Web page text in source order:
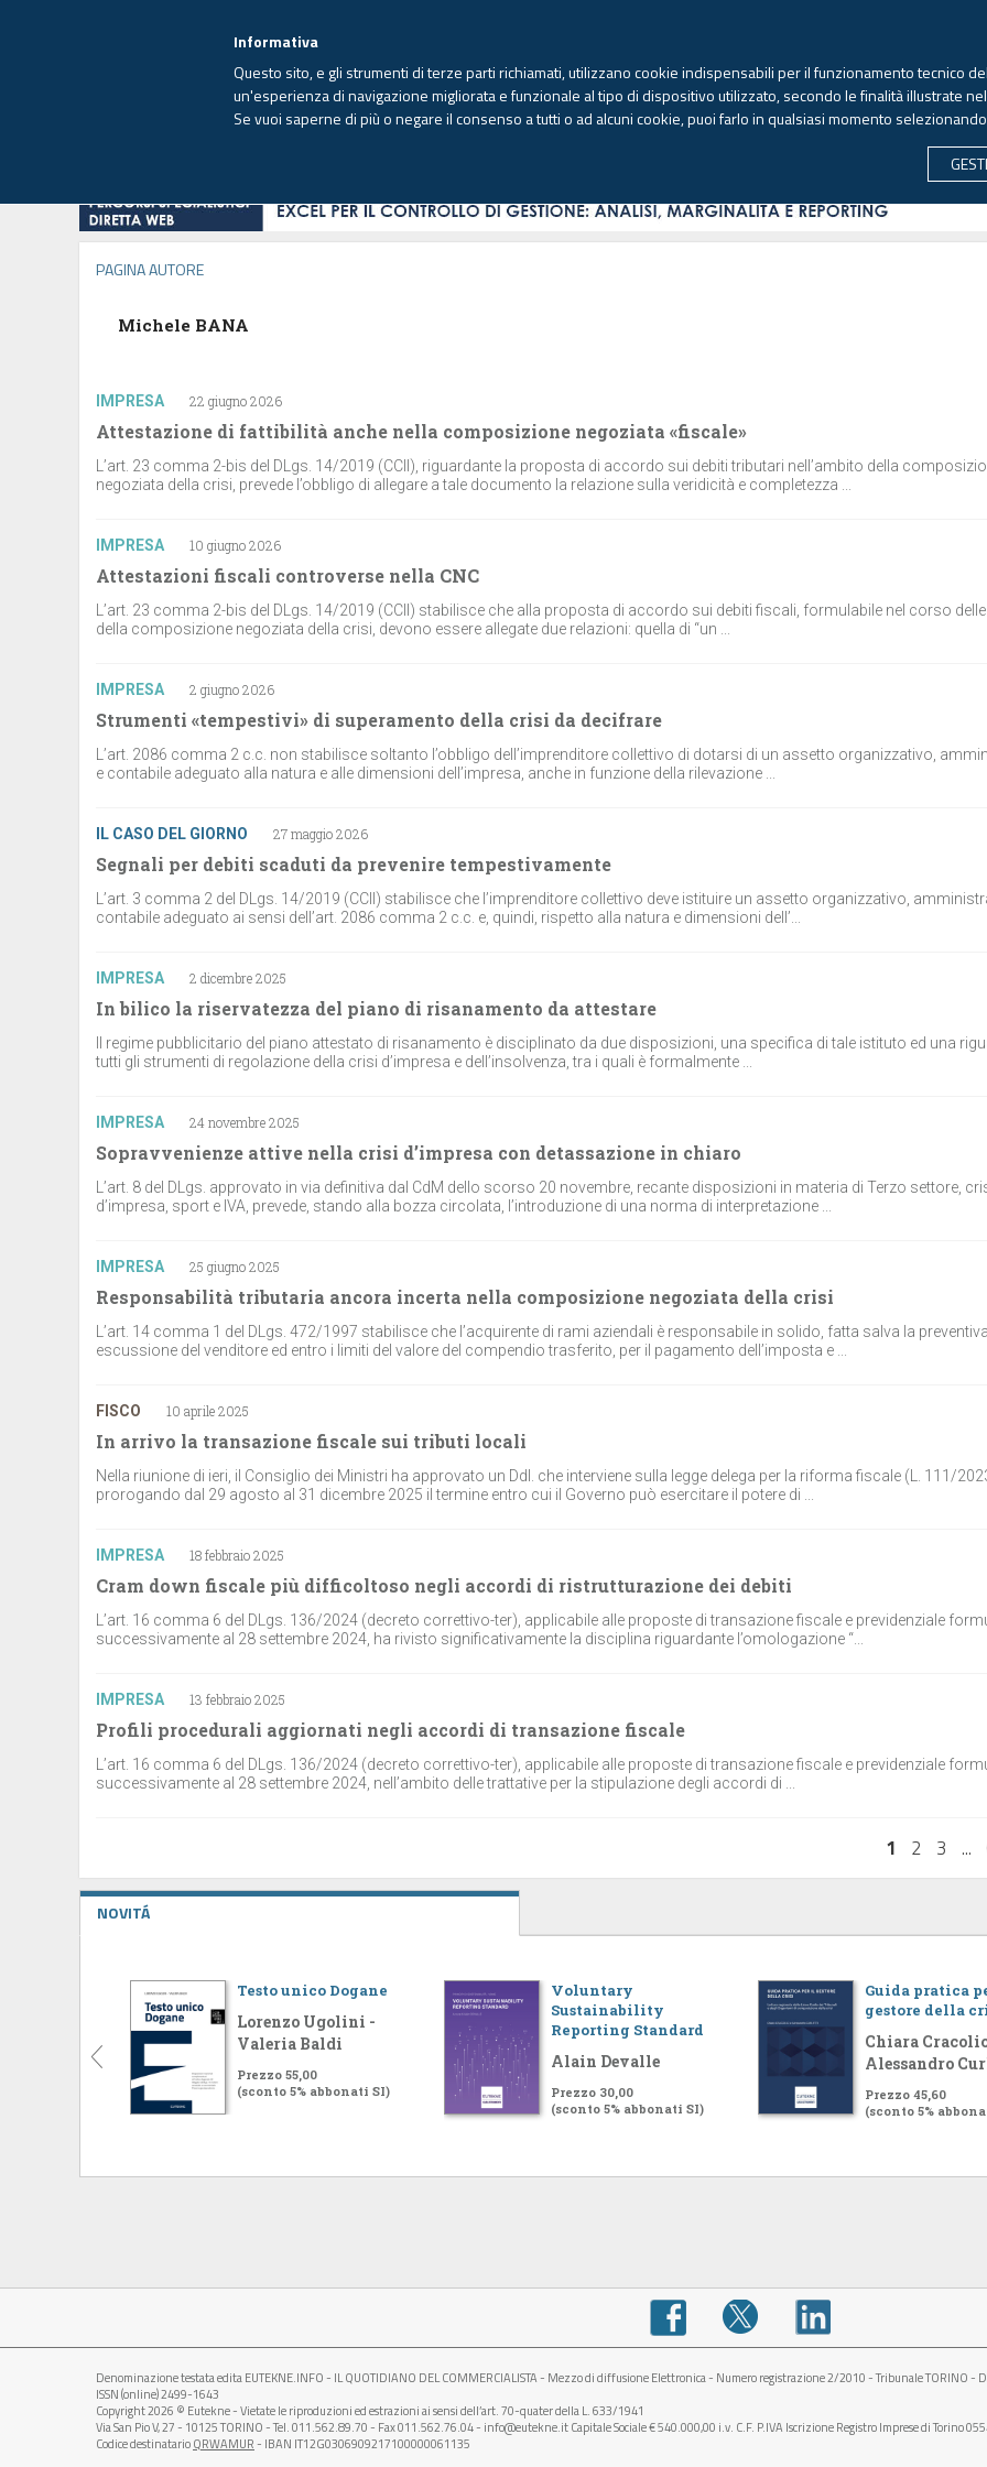
Giovedì, 6 agosto 2026 -Aggiornato alle 6.00
PAGINA AUTORE
Michele BANA
IMPRESA 22 giugno 2026
Attestazione di fattibilità anche nella composizione negoziata «fiscale»
L’art. 23 comma 2-bis del DLgs. 14/2019 (CCII), riguardante la proposta di accordo sui debiti tributari nell’ambito della
negoziata della crisi, prevede l’obbligo di allegare a tale documento la relazione sulla veridicità e completezza ...
IMPRESA 10 giugno 2026
Attestazioni fiscali controverse nella CNC
L’art. 23 comma 2-bis del DLgs. 14/2019 (CCII) stabilisce che alla proposta di accordo sui debiti fiscali, formulabile nel corso
della composizione negoziata della crisi, devono essere allegate due relazioni: quella di “un ...
IMPRESA 2 giugno 2026
Strumenti «tempestivi» di superamento della crisi da decifrare
L’art. 2086 comma 2 c.c. non stabilisce soltanto l’obbligo dell’imprenditore collettivo di dotarsi di un assetto organizzativo,
e contabile adeguato alla natura e alle dimensioni dell’impresa, anche in funzione della rilevazione ...
IL CASO DEL GIORNO 27 maggio 2026
Segnali per debiti scaduti da prevenire tempestivamente
L’art. 3 comma 2 del DLgs. 14/2019 (CCII) stabilisce che l’imprenditore collettivo deve istituire un assetto organizzativo,
contabile adeguato ai sensi dell’art. 2086 comma 2 c.c. e, quindi, rispetto alla natura e dimensioni dell’...
IMPRESA 2 dicembre 2025
In bilico la riservatezza del piano di risanamento da attestare
Il regime pubblicitario del piano attestato di risanamento è disciplinato da due disposizioni, una specifica di tale istituto ed una
tutti gli strumenti di regolazione della crisi d’impresa e dell’insolvenza, tra i quali è formalmente ...
IMPRESA 24 novembre 2025
Sopravvenienze attive nella crisi d’impresa con detassazione in chiaro
L’art. 8 del DLgs. approvato in via definitiva dal CdM dello scorso 20 novembre, recante disposizioni in materia di Terzo settore,
d’impresa, sport e IVA, prevede, stando alla bozza circolata, l’introduzione di una norma di interpretazione ...
IMPRESA 25 giugno 2025
Responsabilità tributaria ancora incerta nella composizione negoziata della crisi
L’art. 14 comma 1 del DLgs. 472/1997 stabilisce che l’acquirente di rami aziendali è responsabile in solido, fatta salva la preventiva
escussione del venditore ed entro i limiti del valore del compendio trasferito, per il pagamento dell’imposta e ...
FISCO 10 aprile 2025
In arrivo la transazione fiscale sui tributi locali
Nella riunione di ieri, il Consiglio dei Ministri ha approvato un Ddl. che interviene sulla legge delega per la riforma fiscale (L. 111/
prorogando dal 29 agosto al 31 dicembre 2025 il termine entro cui il Governo può esercitare il potere di ...
IMPRESA 18 febbraio 2025
Cram down fiscale più difficoltoso negli accordi di ristrutturazione dei debiti
L’art. 16 comma 6 del DLgs. 136/2024 (decreto correttivo-ter), applicabile alle proposte di transazione fiscale e previdenziale
successivamente al 28 settembre 2024, ha rivisto significativamente la disciplina riguardante l’omologazione “...
IMPRESA 13 febbraio 2025
Profili procedurali aggiornati negli accordi di transazione fiscale
L’art. 16 comma 6 del DLgs. 136/2024 (decreto correttivo-ter), applicabile alle proposte di transazione fiscale e previdenziale
successivamente al 28 settembre 2024, nell’ambito delle trattative per la stipulazione degli accordi di ...
1 2 3 ...
NOVITÁ
Testo unico Dogane
Lorenzo Ugolini -
Valeria Baldi
Prezzo 55,00
(sconto 5% abbonati SI)
Voluntary
Sustainability
Reporting Standard
Alain Devalle
Prezzo 30,00
(sconto 5% abbonati SI)
Guida pratica
gestore della
Chiara
Alessandro
Prezzo 45,60
(sconto 5%
Denominazione testata edita EUTEKNE.INFO - IL QUOTIDIANO DEL COMMERCIALISTA - Mezzo di diffusione Elettronica - Numero registrazione 2/2010 - Tribunale TORINO
ISSN (online) 2499-1643
Copyright 2026 © Eutekne - Vietate le riproduzioni ed estrazioni ai sensi dell’art. 70-quater della L. 633/1941
Via San Pio V, 27 - 10125 TORINO - Tel. 011.562.89.70 - Fax 011.562.76.04 - info@eutekne.it Capitale Sociale € 540.000,00 i.v. C.F. P.IVA Iscrizione Registro Imprese di Torino
Codice destinatarioQRWAMUR- IBAN IT12G0306909217100000061135
Informativa
Questo sito, e gli strumenti di terze parti richiamati, utilizzano cookie indispensabili per il funzionamento tecnico
un'esperienza di navigazione migliorata e funzionale al tipo di dispositivo utilizzato, secondo le finalità illustrate
Se vuoi saperne di più o negare il consenso a tutti o ad alcuni cookie, puoi farlo in qualsiasi momento selezionando